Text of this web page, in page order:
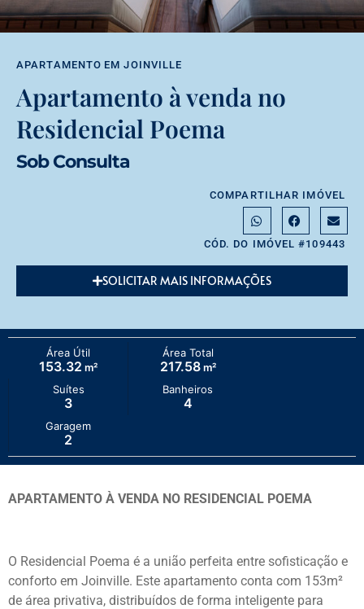
APARTAMENTO EMJOINVILLE
Apartamento à venda no
Residencial Poema
Sob Consulta
COMPARTILHAR IMÓVEL
CÓD. DO IMÓVEL #109443
SOLICITAR MAIS INFORMAÇÕES
Área Útil
153.32 m²
Área Total
217.58m²
Suítes
3
Banheiros
4
Garagem
2
APARTAMENTO À VENDA NO RESIDENCIAL POEMA
O Residencial Poema é a união perfeita entre sofisticação e
conforto em Joinville. Este apartamento conta com 153m²
de área privativa, distribuídos de forma inteligente para